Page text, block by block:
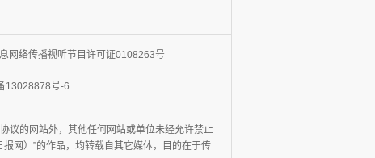
网络传播视听节目许可证0108263号
13028878号-6
议的网站外，其他任何网站或单位未经允许禁止
网）”的作品，均转载自其它媒体，目的在于传